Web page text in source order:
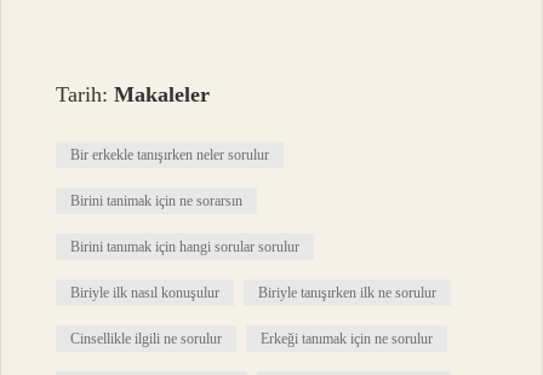
Tarih:Makaleler
Bir erkekle tanışırken neler sorulur
Birini tanimak için ne sorarsın
Birini tanımak için hangi sorular sorulur
Biriyle ilk nasıl konuşulur Biriyle tanışırken ilk ne sorulur
Cinsellikle ilgili ne sorulur Erkeği tanımak için ne sorulur